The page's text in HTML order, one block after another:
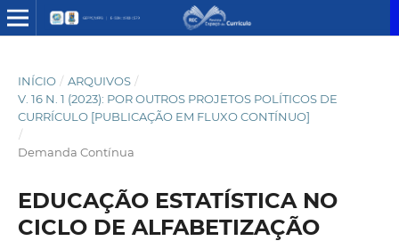
INÍCIO / ARQUIVOS /
V. 16 N. 1 (2023): POR OUTROS PROJETOS POLÍTICOS DE
CURRÍCULO [PUBLICAÇÃO EM FLUXO CONTÍNUO]
/
Demanda Contínua
EDUCAÇÃO ESTATÍSTICA NO
CICLO DE ALFABETIZAÇÃO